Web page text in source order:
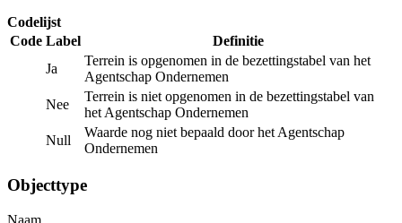
Codelijst
Code Label
Definitie
Ja
Terrein is opgenomen in de bezettingstabel van het
Agentschap Ondernemen
Nee
Terrein is niet opgenomen in de bezettingstabel van
het Agentschap Ondernemen
Null
Waarde nog niet bepaald door het Agentschap
Ondernemen
Objecttype
Naam